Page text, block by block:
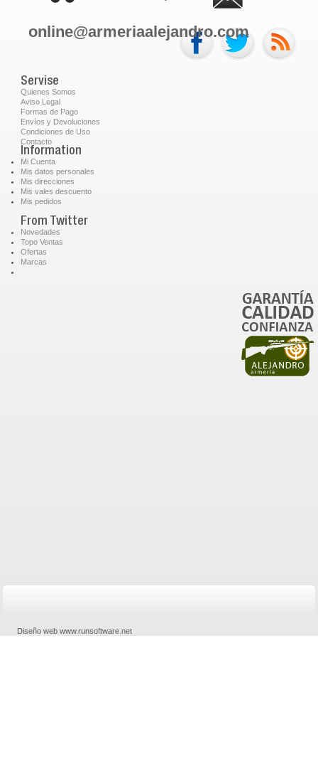
online@armeriaalejandro.com
Servise
Quienes Somos
Aviso Legal
Formas de Pago
Envíos y Devoluciones
Condiciones de Uso
Contacto
Information
Mi Cuenta
Mis datos personales
Mis direcciones
Mis vales descuento
Mis pedidos
From Twitter
Novedades
Topo Ventas
Ofertas
Marcas
Diseño web www.runsoftware.net